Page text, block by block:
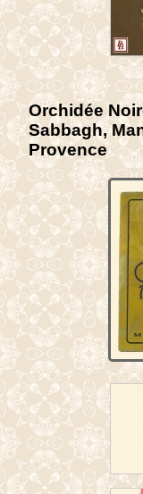
Orchidée
Sabbagh,
Provence